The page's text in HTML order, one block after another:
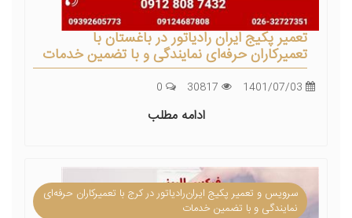
تعمیر پکیج ایران رادیاتور در باغستان با
تعمیرکاران حرفه‌ای نمایندگی و با تضمین خدمات
ادامه مطلب
سرویس و تعمیر پکیج ایران‌رادیاتور در کرج با تعمیرکاران حرفه‌ای
نمایندگی و با تضمین خدمات